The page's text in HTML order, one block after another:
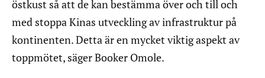
östkust så att de kan bestämma över och till och
med stoppa Kinas utveckling av infrastruktur på
kontinenten. Detta är en mycket viktig aspekt av
toppmötet, säger Booker Omole.